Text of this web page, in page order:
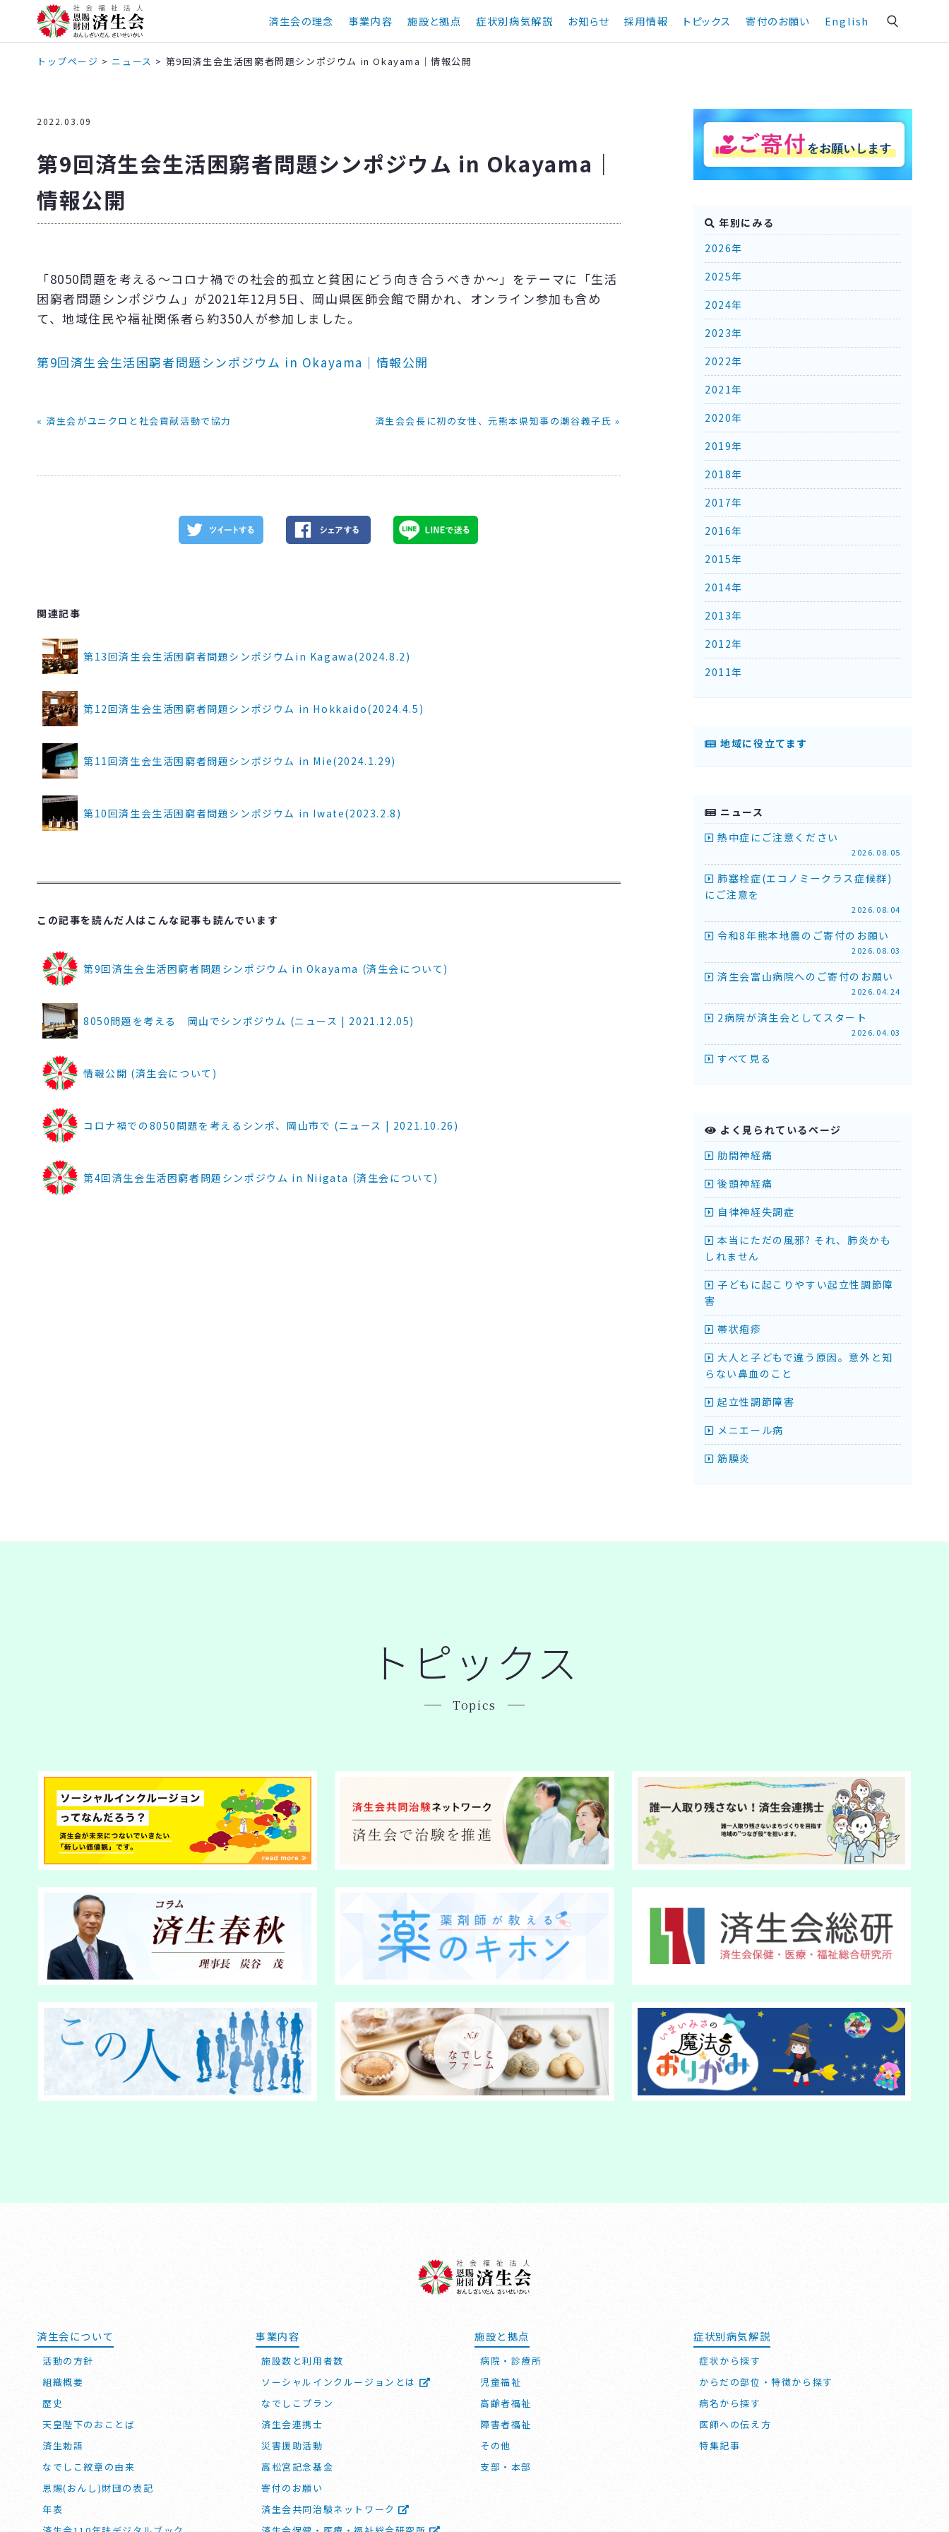
済生会の理念 事業内容 施設と拠点 症状別病気解説 お知らせ 採用情報 トピックス 寄付のお願い English
トップページ > ニュース > 第9回済生会生活困窮者問題シンポジウム in Okayama｜情報公開
2022.03.09
第9回済生会生活困窮者問題シンポジウム in Okayama｜
情報公開
「8050問題を考える～コロナ禍での社会的孤立と貧困にどう向き合うべきか～」をテーマに「生活
困窮者問題シンポジウム」が2021年12月5日、岡山県医師会館で開かれ、オンライン参加も含め
て、地域住民や福祉関係者ら約350人が参加しました。
第9回済生会生活困窮者問題シンポジウム in Okayama｜情報公開
« 済生会がユニクロと社会貢献活動で協力 済生会会長に初の女性、元熊本県知事の潮谷義子氏 »
関連記事
第13回済生会生活困窮者問題シンポジウムin Kagawa(2024.8.2)
第12回済生会生活困窮者問題シンポジウム in Hokkaido(2024.4.5)
第11回済生会生活困窮者問題シンポジウム in Mie(2024.1.29)
第10回済生会生活困窮者問題シンポジウム in Iwate(2023.2.8)
この記事を読んだ人はこんな記事も読んでいます
第9回済生会生活困窮者問題シンポジウム in Okayama (済生会について)
8050問題を考える 岡山でシンポジウム (ニュース | 2021.12.05)
情報公開 (済生会について)
コロナ禍での8050問題を考えるシンポ、岡山市で (ニュース | 2021.10.26)
第4回済生会生活困窮者問題シンポジウム in Niigata (済生会について)
年別にみる
2026年
2025年
2024年
2023年
2022年
2021年
2020年
2019年
2018年
2017年
2016年
2015年
2014年
2013年
2012年
2011年
地域に役立てます
ニュース
熱中症にご注意ください
2026.08.05
肺塞栓症(エコノミークラス症候群)
にご注意を
2026.08.04
令和8年熊本地震のご寄付のお願い
2026.08.03
済生会富山病院へのご寄付のお願い
2026.04.24
2病院が済生会としてスタート
2026.04.03
すべて見る
よく見られているページ
肋間神経痛
後頭神経痛
自律神経失調症
本当にただの風邪? それ、肺炎かも
しれません
子どもに起こりやすい起立性調節障
害
帯状疱疹
大人と子どもで違う原因。意外と知
らない鼻血のこと
起立性調節障害
メニエール病
筋膜炎
トピックス
Topics
済生会について
活動の方針
組織概要
歴史
天皇陛下のおことば
済生勅語
なでしこ紋章の由来
恩賜(おんし)財団の表記
年表
事業内容
施設数と利用者数
ソーシャルインクルージョンとは
なでしこプラン
済生会連携士
災害援助活動
高松宮記念基金
寄付のお願い
済生会共同治験ネットワーク
施設と拠点
病院・診療所
児童福祉
高齢者福祉
障害者福祉
その他
支部・本部
症状別病気解説
症状から探す
からだの部位・特徴から探す
病名から探す
医師への伝え方
特集記事